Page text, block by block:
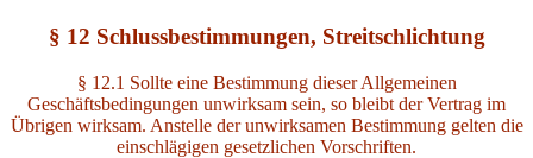
§ 12 Schlussbestimmungen, Streitschlichtung
§ 12.1 Sollte eine Bestimmung dieser Allgemeinen
Geschäftsbedingungen unwirksam sein, so bleibt der Vertrag im
Übrigen wirksam. Anstelle der unwirksamen Bestimmung gelten die
einschlägigen gesetzlichen Vorschriften.